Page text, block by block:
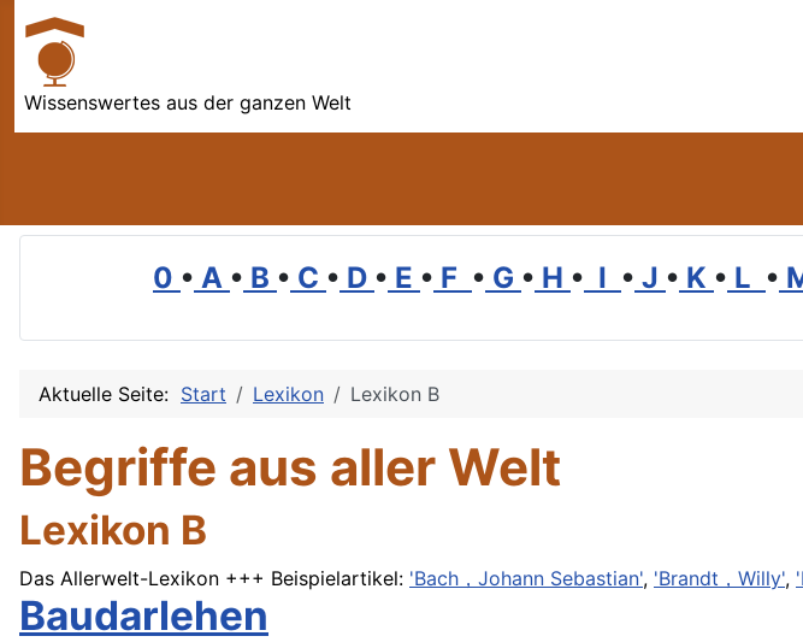
Wissenswertes aus der ganzen Welt
0 • A • B • C • D • E • F • G • H • I • J • K • L •
Aktuelle Seite: Start Lexikon Lexikon B
Begriffe aus aller Welt
Lexikon B
Das Allerwelt-Lexikon +++ Beispielartikel: 'Bach，Johann Sebastian', 'Brandt，Willy',
Baudarlehen